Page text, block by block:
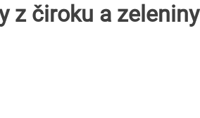
z čiroku a zeleniny